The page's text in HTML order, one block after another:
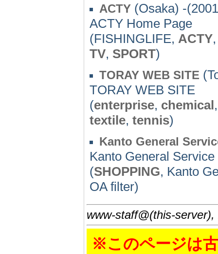
ACTY (Osaka) -
ACTY Home Page
(FISHINGLIFE, ACTY
TV, SPORT)
TORAY WEB SITE
TORAY WEB SITE
(enterprise, chemical
textile, tennis)
Kanto General
Kanto General
(SHOPPING, Kanto
OA filter)
www-staff@(this-
※このページは